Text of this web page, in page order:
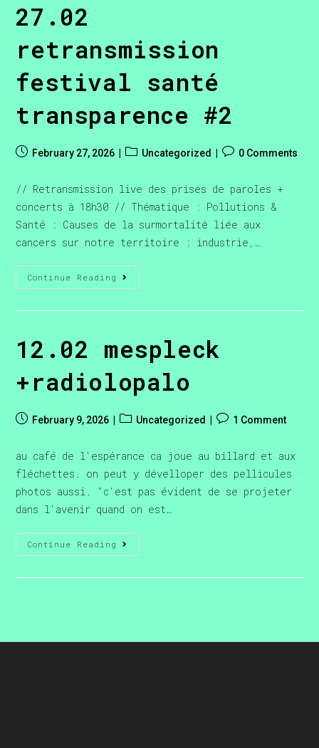
27.02
retransmission
festival santé
transparence #2
February 27, 2026 Uncategorized 0 Comments
// Retransmission live des prises de paroles +
concerts à 18h30 // Thématique : Pollutions &
Santé : Causes de la surmortalité liée aux
cancers sur notre territoire : industrie,…
Continue Reading
12.02 mespleck
+radiolopalo
February 9, 2026 Uncategorized 1 Comment
au café de l'espérance ca joue au billard et aux
fléchettes. on peut y dévelloper des pellicules
photos aussi. "c'est pas évident de se projeter
dans l'avenir quand on est…
Continue Reading